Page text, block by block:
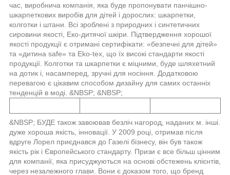
час, виробнича компанія, яка буде пропонувати панчішно-
шкарпеткових виробів для дітей і дорослих: шкарпетки,
колготки і штани. Всі зроблені з природних і синтетичних
сировини якості, Еко-дитячої шкіри. Підтвердження хорошої
якості продукції є отримані сертифікати: «безпечні для дітей»
та «дитина safe» та Eko-tex, що їх високі стандарти якості
продукції. Колготки та шкарпетки є міцними, буде шляхетний
на дотик і, насамперед, зручні для носіння. Додатковою
перевагою є цікавим способом дизайну для самих останніх
тенденцій в моді. &NBSP; &NBSP;
&NBSP; БУДЕ також завоював безліч нагород, наданих м. інші.
дуже хороша якість, інновації. У 2009 році, отримав після
вдруге Лорел приєднався до Газелі бізнесу, він був також
якість рік і Європейського стандарту. Призи є все більш цінним
для компанії, яка присуджуються на основі обстежень клієнтів,
через незалежного глави. Вони є доказом того, що бренд